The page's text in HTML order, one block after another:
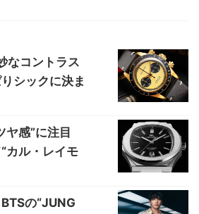
なコントラス
シックに決ま
ヤ感”に注目
カル・レイモ
の“JUNG